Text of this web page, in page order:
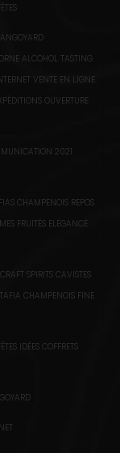
ALCOHOL TASTING
VENTE EN LIGNE
OUVERTURE
2021
CHAMPENOIS REPOS
FRUITÉS ELÉGANCE
SPIRITS CAVISTES
CHAMPENOIS FINE
IDÉES COFFRETS
GOYARD